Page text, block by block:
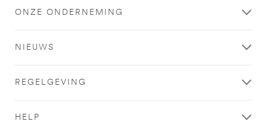
ONZE ONDERNEMING
NIEUWS
REGELGEVING
HELP